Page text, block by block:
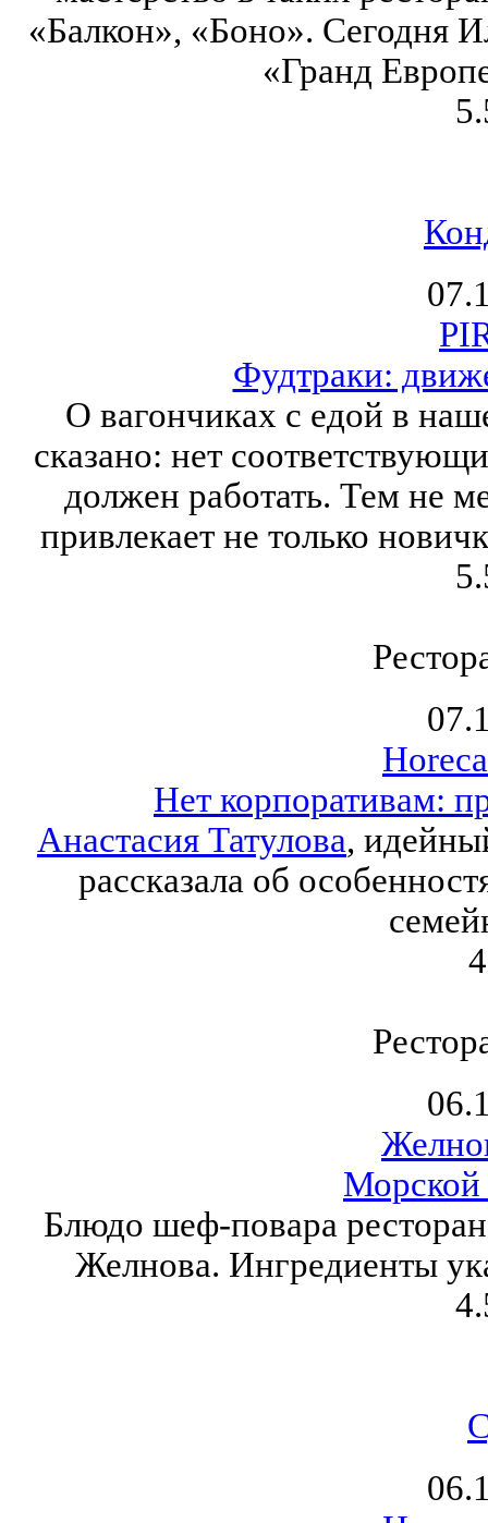
«Балкон», «Боно». Сегодня
«Гранд
Фудтраки:
О вагончиках с едой в
сказано: нет
должен работать. Тем не
привлекает не только
Нет корпоративам:
Анастасия Татулова,
рассказала об
Блюдо шеф-повара
Желнова. Ингредиенты